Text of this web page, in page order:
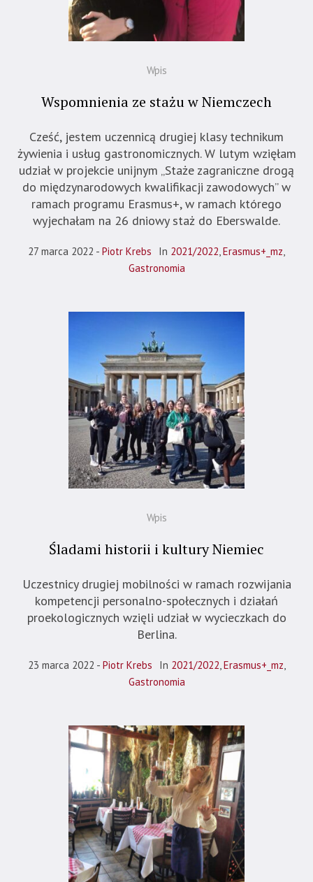
Wpis
Wspomnienia ze stażu w Niemczech
Cześć, jestem uczennicą drugiej klasy technikum
żywienia i usług gastronomicznych. W lutym wzięłam
udział w projekcie unijnym „Staże zagraniczne drogą
do międzynarodowych kwalifikacji zawodowych” w
ramach programu Erasmus+, w ramach którego
wyjechałam na 26 dniowy staż do Eberswalde.
27 marca 2022 Piotr Krebs In 2021/2022 Erasmus+_mz
Gastronomia
Wpis
Śladami historii i kultury Niemiec
Uczestnicy drugiej mobilności w ramach rozwijania
kompetencji personalno-społecznych i działań
proekologicznych wzięli udział w wycieczkach do
Berlina.
23 marca 2022 Piotr Krebs In 2021/2022 Erasmus+_mz
Gastronomia